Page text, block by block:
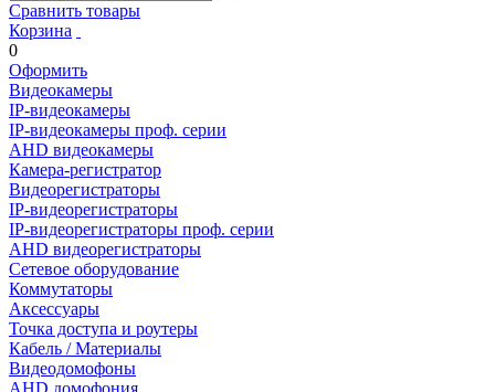
Сравнить товары
Корзина
0
Оформить
Видеокамеры
IP-видеокамеры
IP-видеокамеры проф. серии
AHD видеокамеры
Камера-регистратор
Видеорегистраторы
IP-видеорегистраторы
IP-видеорегистраторы проф. серии
AHD видеорегистраторы
Сетевое оборудование
Коммутаторы
Аксессуары
Точка доступа и роутеры
Кабель / Материалы
Видеодомофоны
AHD домофония